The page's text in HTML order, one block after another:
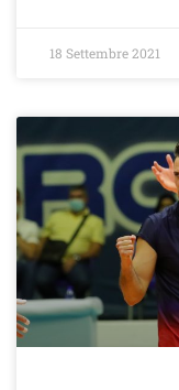
18 Settembre 2021